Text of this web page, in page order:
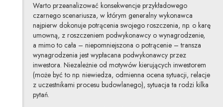
Warto przeanalizować konsekwencje przykładowego
czarnego scenariusza, w którym generalny wykonawca
najpierw dokonuje potrącenia swojego roszczenia, np. o karę
umowną, z roszczeniem podwykonawcy o wynagrodzenie,
a mimo to cała – niepomniejszona o potrącenie – transza
wynagrodzenia jest wypłacana podwykonawcy przez
inwestora. Niezależnie od motywów kierujących inwestorem
(może być to np. niewiedza, odmienna ocena sytuacji, relacje
z uczestnikami procesu budowlanego), sytuacja ta rodzi kilka
pytań.